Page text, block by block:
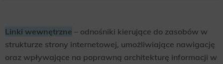
Linki wewnętrzne – odnośniki kierujące do zasobów w
strukturze strony internetowej, umożliwiające nawigację
oraz wpływające na poprawną architekturę informacji w